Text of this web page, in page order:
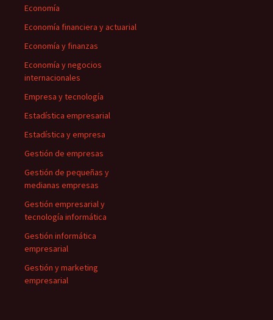
Economía
Economía financiera y actuarial
Economía y finanzas
Economía y negocios
internacionales
Empresa y tecnología
Estadística empresarial
Estadística y empresa
Gestión de empresas
Gestión de pequeñas y
medianas empresas
Gestión empresarial y
tecnología informática
Gestión informática
empresarial
Gestión y marketing
empresarial